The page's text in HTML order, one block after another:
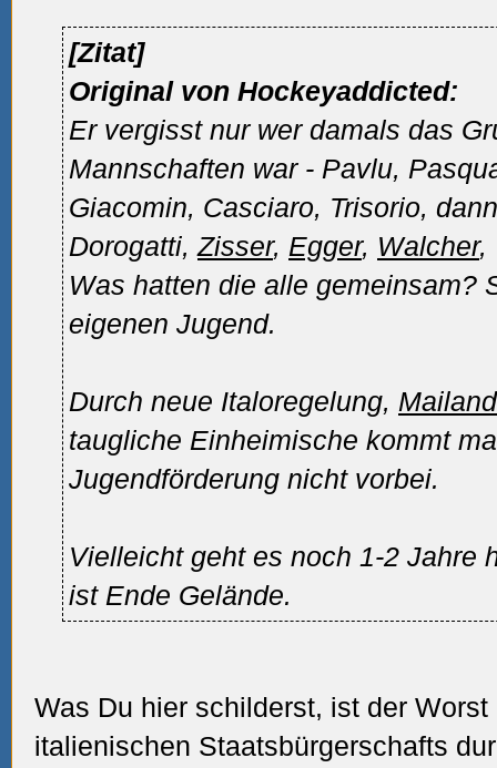
[Zitat]
Original von Hockeyaddicted:
Er vergisst nur wer damals das
Mannschaften war - Pavlu,
Giacomin, Casciaro, Trisorio,
Dorogatti,Zisser, Egger, Walcher,
Was hatten die alle gemeinsam?
eigenen Jugend.
Durch neue Italoregelung, Mailand
taugliche Einheimische kommt
Jugendförderung nicht vorbei.
Vielleicht geht es noch 1-2 Jahre
ist Ende Gelände.
Was Du hier schilderst, ist der
italienischen Staatsbürgerschafts